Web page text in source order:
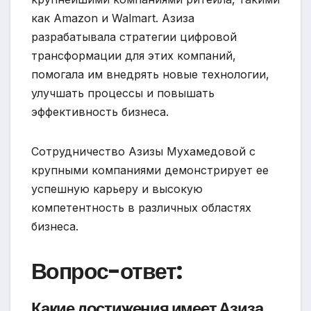
как Amazon и Walmart. Азиза
разрабатывала стратегии цифровой
трансформации для этих компаний,
помогала им внедрять новые технологии,
улучшать процессы и повышать
эффективность бизнеса.
Сотрудничество Азизы Мухамедовой с
крупными компаниями демонстрирует ее
успешную карьеру и высокую
компетентность в различных областях
бизнеса.
Вопрос-ответ: